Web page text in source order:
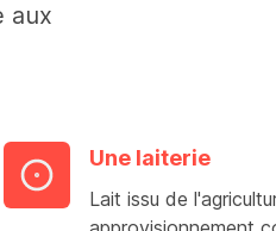
aux
Une laiterie
Lait issu de